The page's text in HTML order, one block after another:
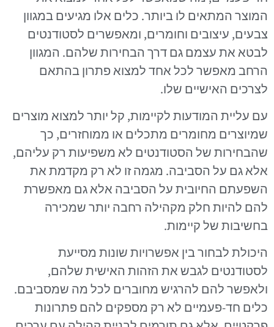
המוצר המתאים לו ביותר. כלים אלו מגיעים במגוון
צבעים, עיצובים וחומרים, ומאפשרים לסטודנטים
לבטא את עצמם גם דרך הבחירות שלהם. המגוון
הרחב מאפשר לכל אחד למצוא פתרון בהתאם
לצרכים האישיים שלו.
עם עליית המודעות לקיימות, קל יותר למצוא מוצרים
שמיוצרים מחומרים מתכלים או ממוחזרים, כך
שהבחירות של הסטודנטים לא משפיעות רק עליהם,
אלא גם על הסביבה. מגמה זו לא רק מקדמת את
השפעתם החיובית על הסביבה אלא גם מאפשרת
להם להיות חלק מקהילה רחבה יותר שמכירה
בחשיבות של קיימות.
היכולת לבחור בין אפשרויות שונות מסייעת
לסטודנטים לגבש את הזהות האישית שלהם,
ולאפשר להם להרגיש מחוברים לכל מה שמסביבם.
כלים חד-פעמיים לא רק מספקים להם פתרונות